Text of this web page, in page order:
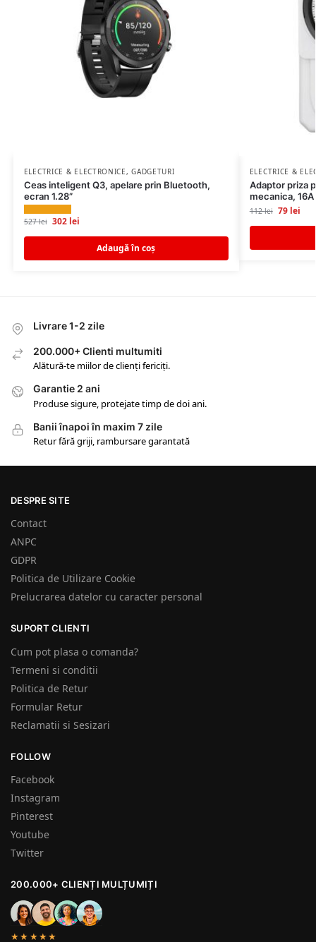
ELECTRICE & ELECTRONICE,GADGETURI
Ceas inteligent Q3, apelare prin Bluetooth,
ecran 1.28”
527lei 302 lei
Adaugă în coș
ELECTRICE &
Adaptor priza
mecanica, 16A
112lei 79 lei
Livrare 1-2 zile
200.000+ Clienti multumiti
Alătură-te miilor de clienți fericiți.
Garantie 2 ani
Produse sigure, protejate timp de doi ani.
Banii înapoi în maxim 7 zile
Retur fără griji, rambursare garantată
DESPRE SITE
Contact
ANPC
GDPR
Politica de Utilizare Cookie
Prelucrarea datelor cu caracter personal
SUPORT CLIENTI
Cum pot plasa o comanda?
Termeni si conditii
Politica de Retur
Formular Retur
Reclamatii si Sesizari
FOLLOW
Facebook
Instagram
Pinterest
Youtube
Twitter
200.000+ CLIENȚI MULȚUMIȚI
★★★★★